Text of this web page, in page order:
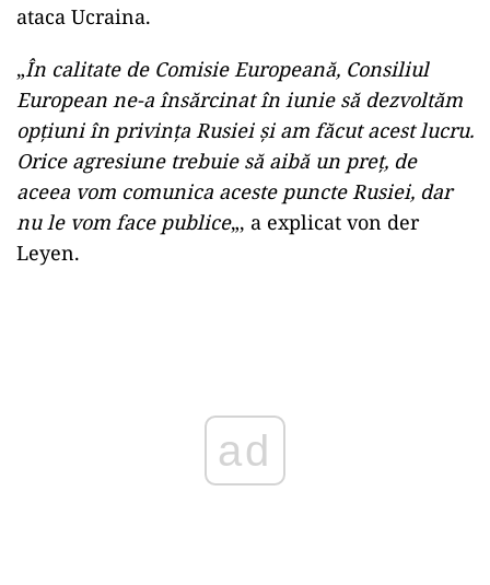
ataca Ucraina.
„În calitate de Comisie Europeană, Consiliul
European ne-a însărcinat în iunie să dezvoltăm
opţiuni în privinţa Rusiei şi am făcut acest lucru.
Orice agresiune trebuie să aibă un preţ, de
aceea vom comunica aceste puncte Rusiei, dar
nu le vom face publice„, a explicat von der
Leyen.